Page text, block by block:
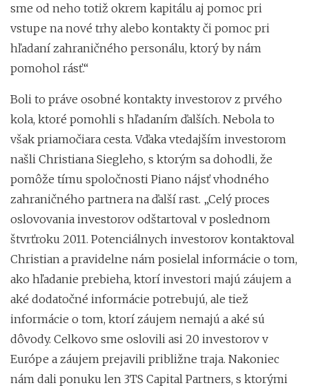
sme od neho totiž okrem kapitálu aj pomoc pri
vstupe na nové trhy alebo kontakty či pomoc pri
hľadaní zahraničného personálu, ktorý by nám
pomohol rásť.“
Boli to práve osobné kontakty investorov z prvého
kola, ktoré pomohli s hľadaním ďalších. Nebola to
však priamočiara cesta. Vďaka vtedajším investorom
našli Christiana Siegleho, s ktorým sa dohodli, že
pomôže tímu spoločnosti Piano nájsť vhodného
zahraničného partnera na ďalší rast. „Celý proces
oslovovania investorov odštartoval v poslednom
štvrťroku 2011. Potenciálnych investorov kontaktoval
Christian a pravidelne nám posielal informácie o tom,
ako hľadanie prebieha, ktorí investori majú záujem a
aké dodatočné informácie potrebujú, ale tiež
informácie o tom, ktorí záujem nemajú a aké sú
dôvody. Celkovo sme oslovili asi 20 investorov v
Európe a záujem prejavili približne traja. Nakoniec
nám dali ponuku len 3TS Capital Partners, s ktorými